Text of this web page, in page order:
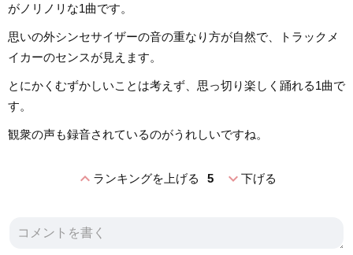
がノリノリな1曲です。
思いの外シンセサイザーの音の重なり方が自然で、トラックメ
イカーのセンスが見えます。
とにかくむずかしいことは考えず、思っ切り楽しく踊れる1曲で
す。
観衆の声も録音されているのがうれしいですね。
expand_lessランキングを上げる 5 expand_more下げる